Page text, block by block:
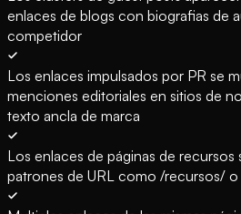
enlaces de blogs con biografias de
competidor
Los enlaces impulsados por PR se
menciones editoriales en sitios de
texto ancla de marca
Los enlaces de páginas de
patrones de URL como /recursos/